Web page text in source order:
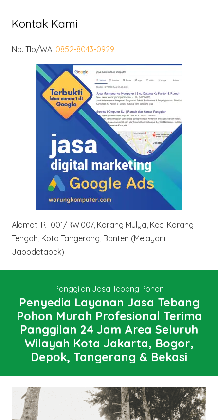
Kontak Kami
No. Tlp/WA: 0852-8043-0929
Alamat: RT.001/RW.007, Karang Mulya, Kec. Karang
Tengah, Kota Tangerang, Banten (Melayani
Jabodetabek)
Panggilan Jasa Tebang Pohon
Penyedia Layanan Jasa Tebang
Pohon Murah Profesional Terima
Panggilan 24 Jam Area Seluruh
Wilayah Kota Jakarta, Bogor,
Depok, Tangerang & Bekasi